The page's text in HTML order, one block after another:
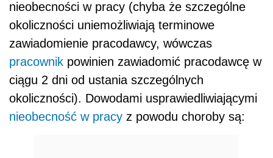
nieobecności w pracy (chyba że szczególne
okoliczności uniemożliwiają terminowe
zawiadomienie pracodawcy, wówczas
pracownik powinien zawiadomić pracodawcę w
ciągu 2 dni od ustania szczególnych
okoliczności). Dowodami usprawiedliwiającymi
nieobecność w pracy z powodu choroby są: